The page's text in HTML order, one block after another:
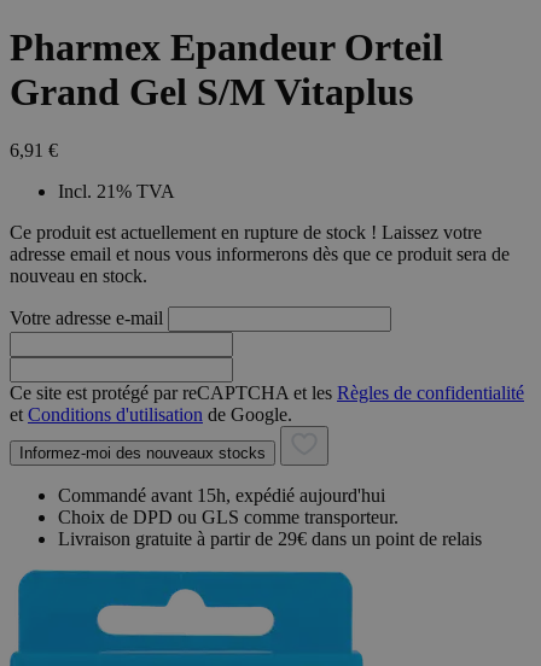
Pharmex Epandeur Orteil
Grand Gel S/M Vitaplus
6,91 €
Incl. 21% TVA
Ce produit est actuellement en rupture de stock ! Laissez votre
adresse email et nous vous informerons dès que ce produit sera de
nouveau en stock.
Votre adresse e-mail
Ce site est protégé par reCAPTCHA et les Règles de confidentialité
et Conditions d'utilisation de Google.
Informez-moi des nouveaux stocks
Commandé avant 15h, expédié aujourd'hui
Choix de DPD ou GLS comme transporteur.
Livraison gratuite à partir de 29€ dans un point de relais